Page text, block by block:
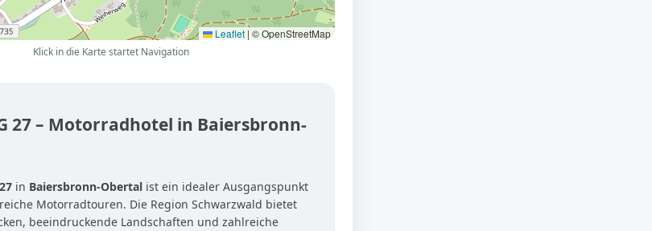
Leaflet |© OpenStreetMap
Klick in die Karte startet Navigation
27 – Motorradhotel in Baiersbronn-
in Baiersbronn-Obertal ist ein idealer Ausgangspunkt
Motorradtouren. Die Region Schwarzwald bietet
beeindruckende Landschaften und zahlreiche